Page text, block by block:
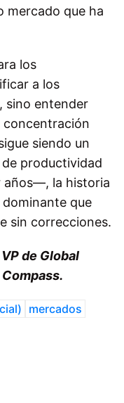
mercado que ha
los
a los
sino entender
concentración
siendo un
productividad
la historia
que
sin correcciones.
de Global
mercados